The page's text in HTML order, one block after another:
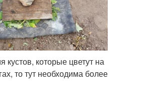
кустов, которые цветут на
то тут необходима более